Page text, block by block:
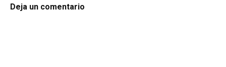
Deja un comentario